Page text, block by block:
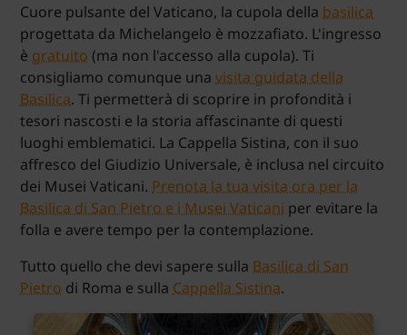
Cuore pulsante del Vaticano, la cupola della basilica
progettata da Michelangelo è mozzafiato. L'ingresso
è gratuito (ma non l'accesso alla cupola). Ti
consigliamo comunque unavisita guidata della
Basilica. Ti permetterà di scoprire in profondità i
tesori nascosti e la storia affascinante di questi
luoghi emblematici. La Cappella Sistina, con il suo
affresco del Giudizio Universale, è inclusa nel circuito
dei Musei Vaticani. Prenota la tua visita ora per la
Basilica di San Pietro e i Musei Vaticani per evitare la
folla e avere tempo per la contemplazione.
Tutto quello che devi sapere sulla Basilica di San
Pietro di Roma e sulla Cappella Sistina.